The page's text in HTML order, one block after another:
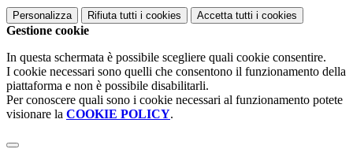
Personalizza Rifiuta tutti i cookies Accetta tutti i cookies
Gestione cookie
In questa schermata è possibile scegliere quali cookie consentire.
I cookie necessari sono quelli che consentono il funzionamento della
piattaforma e non è possibile disabilitarli.
Per conoscere quali sono i cookie necessari al funzionamento potete
visionare la COOKIE POLICY.